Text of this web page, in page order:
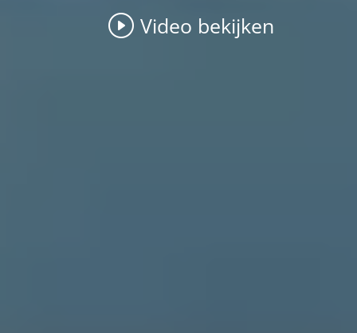
Video bekijken